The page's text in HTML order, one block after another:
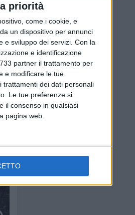
priorità
come i cookie, e
un dispositivo per annunci
e sviluppo dei servizi. Con la
e identificazione
partner il trattamento per
e modificare le tue
trattamenti dei dati personali
Le tue preferenze si
il consenso in qualsiasi
pagina web.